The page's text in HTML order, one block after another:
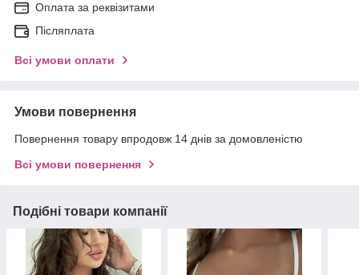
Оплата за реквізитами
Післяплата
Всі умови оплати
Умови повернення
Повернення товару впродовж 14 днів за домовленістю
Всі умови повернення
Подібні товари компанії